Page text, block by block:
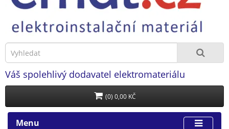
Váš spolehlivý dodavatel elektromateriálu
(0) 0,00 KČ
Menu